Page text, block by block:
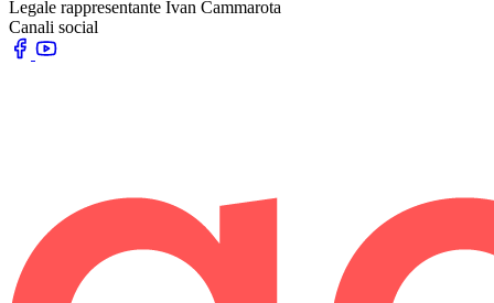
Legale rappresentante Ivan Cammarota
Canali social